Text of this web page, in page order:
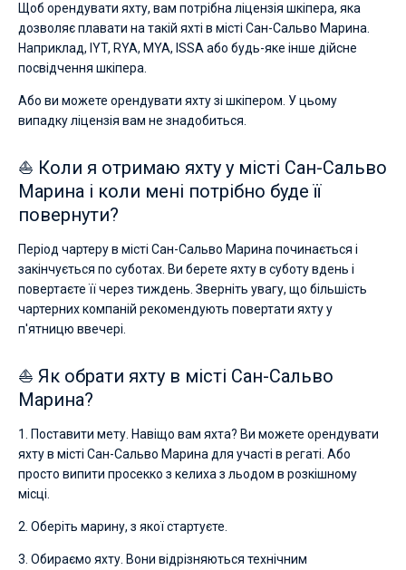
Щоб орендувати яхту, вам потрібна ліцензія шкіпера, яка
дозволяє плавати на такій яхті в місті Сан-Сальво Марина.
Наприклад, IYT, RYA, MYA, ISSA або будь-яке інше дійсне
посвідчення шкіпера.
Або ви можете орендувати яхту зі шкіпером. У цьому
випадку ліцензія вам не знадобиться.
⛵ Коли я отримаю яхту у місті Сан-Сальво
Марина і коли мені потрібно буде її
повернути?
Період чартеру в місті Сан-Сальво Марина починається і
закінчується по суботах. Ви берете яхту в суботу вдень і
повертаєте її через тиждень. Зверніть увагу, що більшість
чартерних компаній рекомендують повертати яхту у
п'ятницю ввечері.
⛵ Як обрати яхту в місті Сан-Сальво
Марина?
1. Поставити мету. Навіщо вам яхта? Ви можете орендувати
яхту в місті Сан-Сальво Марина для участі в регаті. Або
просто випити просекко з келиха з льодом в розкішному
місці.
2. Оберіть марину, з якої стартуєте.
3. Обираємо яхту. Вони відрізняються технічним